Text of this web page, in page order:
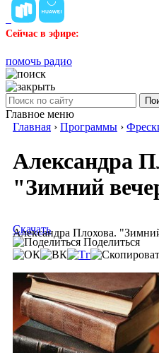
Сейчас в эфире:
помочь радио
Главное меню
Главная › Программы ›
Александра
"Зимний
Александра Плохова.
Скачать
Поделиться